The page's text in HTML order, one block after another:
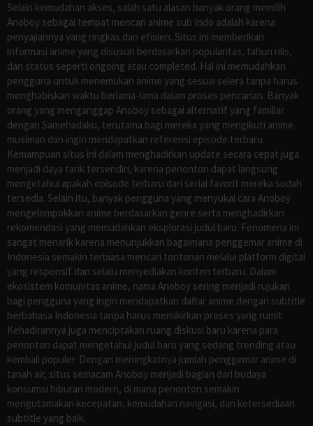
Selain kemudahan akses, salah satu alasan banyak orang memilih
Anoboy sebagai tempat mencari anime sub Indo adalah karena
penyajiannya yang ringkas dan efisien. Situs ini memberikan
informasi anime yang disusun berdasarkan popularitas, tahun rilis,
dan status seperti ongoing atau completed. Hal ini memudahkan
pengguna untuk menemukan anime yang sesuai selera tanpa harus
menghabiskan waktu berlama-lama dalam proses pencarian. Banyak
orang yang menganggap Anoboy sebagai alternatif yang familiar
dengan Samehadaku, terutama bagi mereka yang mengikuti anime
musiman dan ingin mendapatkan referensi episode terbaru.
Kemampuan situs ini dalam menghadirkan update secara cepat juga
menjadi daya tarik tersendiri, karena penonton dapat langsung
mengetahui apakah episode terbaru dari serial favorit mereka sudah
tersedia. Selain itu, banyak pengguna yang menyukai cara Anoboy
mengelompokkan anime berdasarkan genre serta menghadirkan
rekomendasi yang memudahkan eksplorasi judul baru. Fenomena ini
sangat menarik karena menunjukkan bagaimana penggemar anime di
Indonesia semakin terbiasa mencari tontonan melalui platform digital
yang responsif dan selalu menyediakan konten terbaru. Dalam
ekosistem komunitas anime, nama Anoboy sering menjadi rujukan
bagi pengguna yang ingin mendapatkan daftar anime dengan subtitle
berbahasa Indonesia tanpa harus memikirkan proses yang rumit.
Kehadirannya juga menciptakan ruang diskusi baru karena para
penonton dapat mengetahui judul baru yang sedang trending atau
kembali populer. Dengan meningkatnya jumlah penggemar anime di
tanah air, situs semacam Anoboy menjadi bagian dari budaya
konsumsi hiburan modern, di mana penonton semakin
mengutamakan kecepatan, kemudahan navigasi, dan ketersediaan
subtitle yang baik.